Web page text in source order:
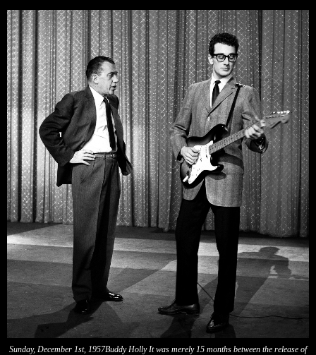
Sunday, December 1st, 1957Buddy Holly It was merely 15 months between the release of